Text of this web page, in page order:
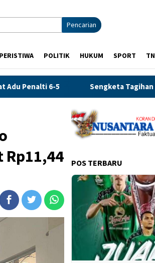
Pencarian
PERISTIWA POLITIK HUKUM SPORT
Tagihan Utilitas Apartemen Puncak
POS TERBARU